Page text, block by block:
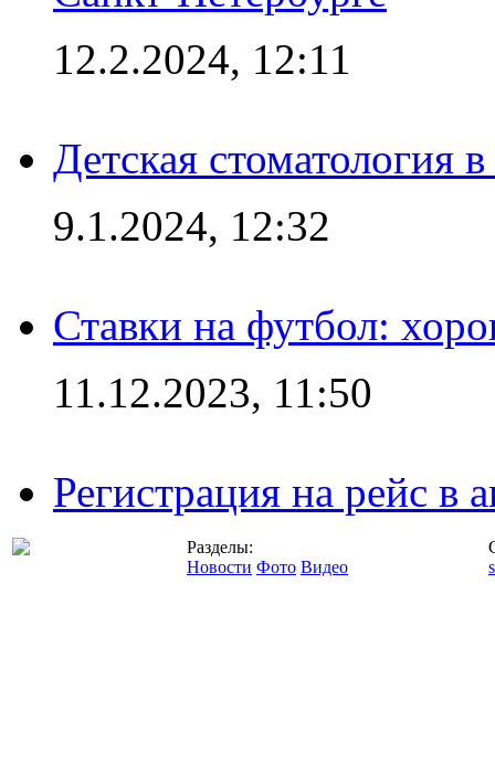
12.2.2024, 12:11
Детская стоматология
9.1.2024, 12:32
Ставки на футбол:
11.12.2023, 11:50
Регистрация на рейс в
Разделы:
Новости Фото Видео